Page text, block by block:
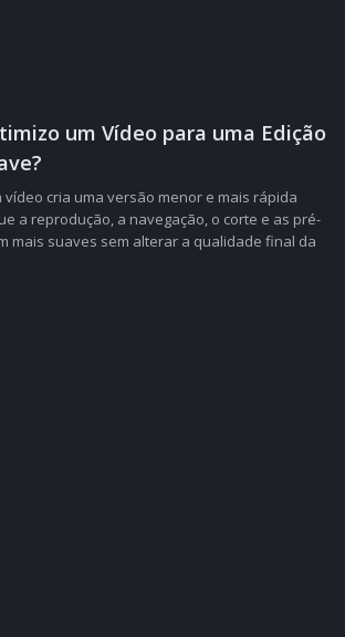
um Vídeo para uma Edição
vídeo cria uma versão menor e mais rápida
a reprodução, a navegação, o corte e as pré-
mais suaves sem alterar a qualidade final da